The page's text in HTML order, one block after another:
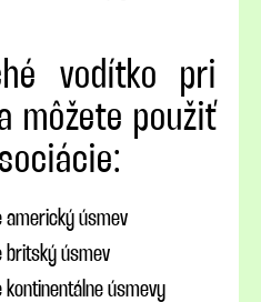
vodítko pri
môžete použiť
americký úsmev
britský úsmev
úsmevy